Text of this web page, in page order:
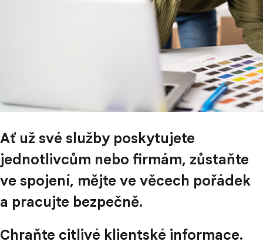
Ať už své služby poskytujete
jednotlivcům nebo firmám, zůstaňte
ve spojení, mějte ve věcech pořádek
a pracujte bezpečně.
Chraňte citlivé klientské informace.